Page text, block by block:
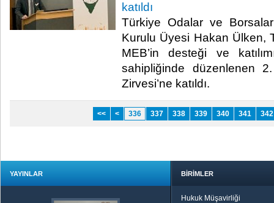
katıldı
Türkiye Odalar ve
Kurulu Üyesi Hakan Ülken,
MEB’in desteği ve
sahipliğinde düzenlenen
Zirvesi’ne katıldı. ​
<< < 336 337 338 339 340 341 342
YAYINLAR BİRİMLER
Hukuk Müşavirliği